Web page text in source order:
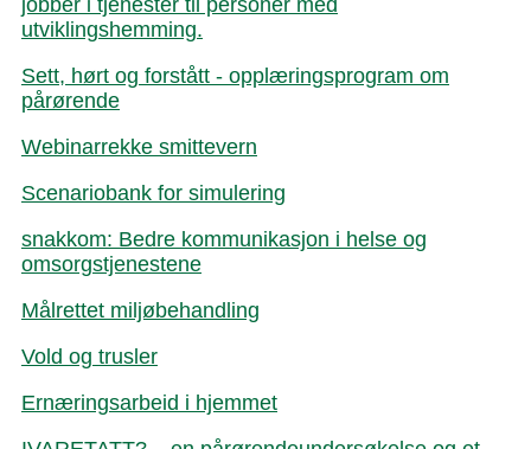
jobber i tjenester til personer med
utviklingshemming.
Sett, hørt og forstått - opplæringsprogram om
pårørende
Webinarrekke smittevern
Scenariobank for simulering
snakkom: Bedre kommunikasjon i helse og
omsorgstjenestene
Målrettet miljøbehandling
Vold og trusler
Ernæringsarbeid i hjemmet